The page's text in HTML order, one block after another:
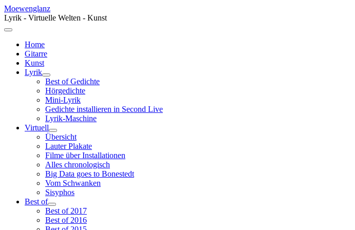
Moewenglanz
Lyrik - Virtuelle Welten - Kunst
Home
Gitarre
Kunst
Lyrik
Best of Gedichte
Hörgedichte
Mini-Lyrik
Gedichte installieren in Second Live
Lyrik-Maschine
Virtuell
Übersicht
Lauter Plakate
Filme über Installationen
Alles chronologisch
Big Data goes to Bonestedt
Vom Schwanken
Sisyphos
Best of
Best of 2017
Best of 2016